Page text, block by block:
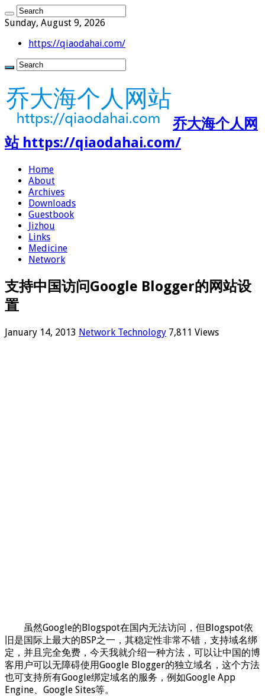
Sunday, August 9, 2026
https://qiaodahai.com/
乔大海个人网
站 https://qiaodahai.com/
Home
About
Archives
Downloads
Guestbook
Jizhou
Links
Medicine
Network
支持中国访问Google Blogger的网站设
置
January 14, 2013 Network Technology 7,811 Views
虽然Google的Blogspot在国内无法访问，但Blogspot依
旧是国际上最大的BSP之一，其稳定性非常不错，支持域名绑
定，并且完全免费，今天我就介绍一种方法，可以让中国的博
客用户可以无障碍使用Google Blogger的独立域名，这个方法
也可支持所有Google绑定域名的服务，例如Google App
Engine、Google Sites等。